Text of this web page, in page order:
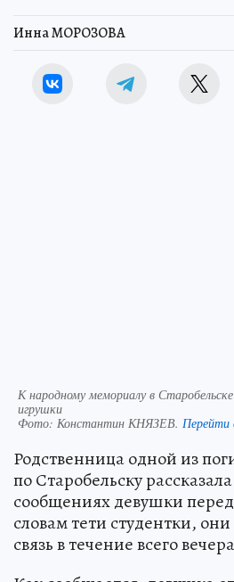
Инна МОРОЗОВА
К народному мемориалу в
игрушки
Фото: Константин КНЯЗЕВ.
Родственница одной из
по Старобельску
сообщениях девушки
словам тети студентки,
связь в течение всего